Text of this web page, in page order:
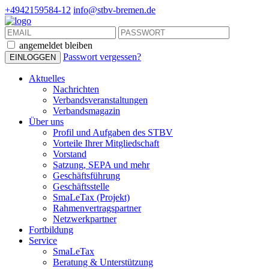
+4942159584-12 info@stbv-bremen.de
angemeldet bleiben
Passwort vergessen?
Aktuelles
Nachrichten
Verbandsveranstaltungen
Verbandsmagazin
Über uns
Profil und Aufgaben des STBV
Vorteile Ihrer Mitgliedschaft
Vorstand
Satzung, SEPA und mehr
Geschäftsführung
Geschäftsstelle
SmaLeTax (Projekt)
Rahmenvertragspartner
Netzwerkpartner
Fortbildung
Service
SmaLeTax
Beratung & Unterstützung